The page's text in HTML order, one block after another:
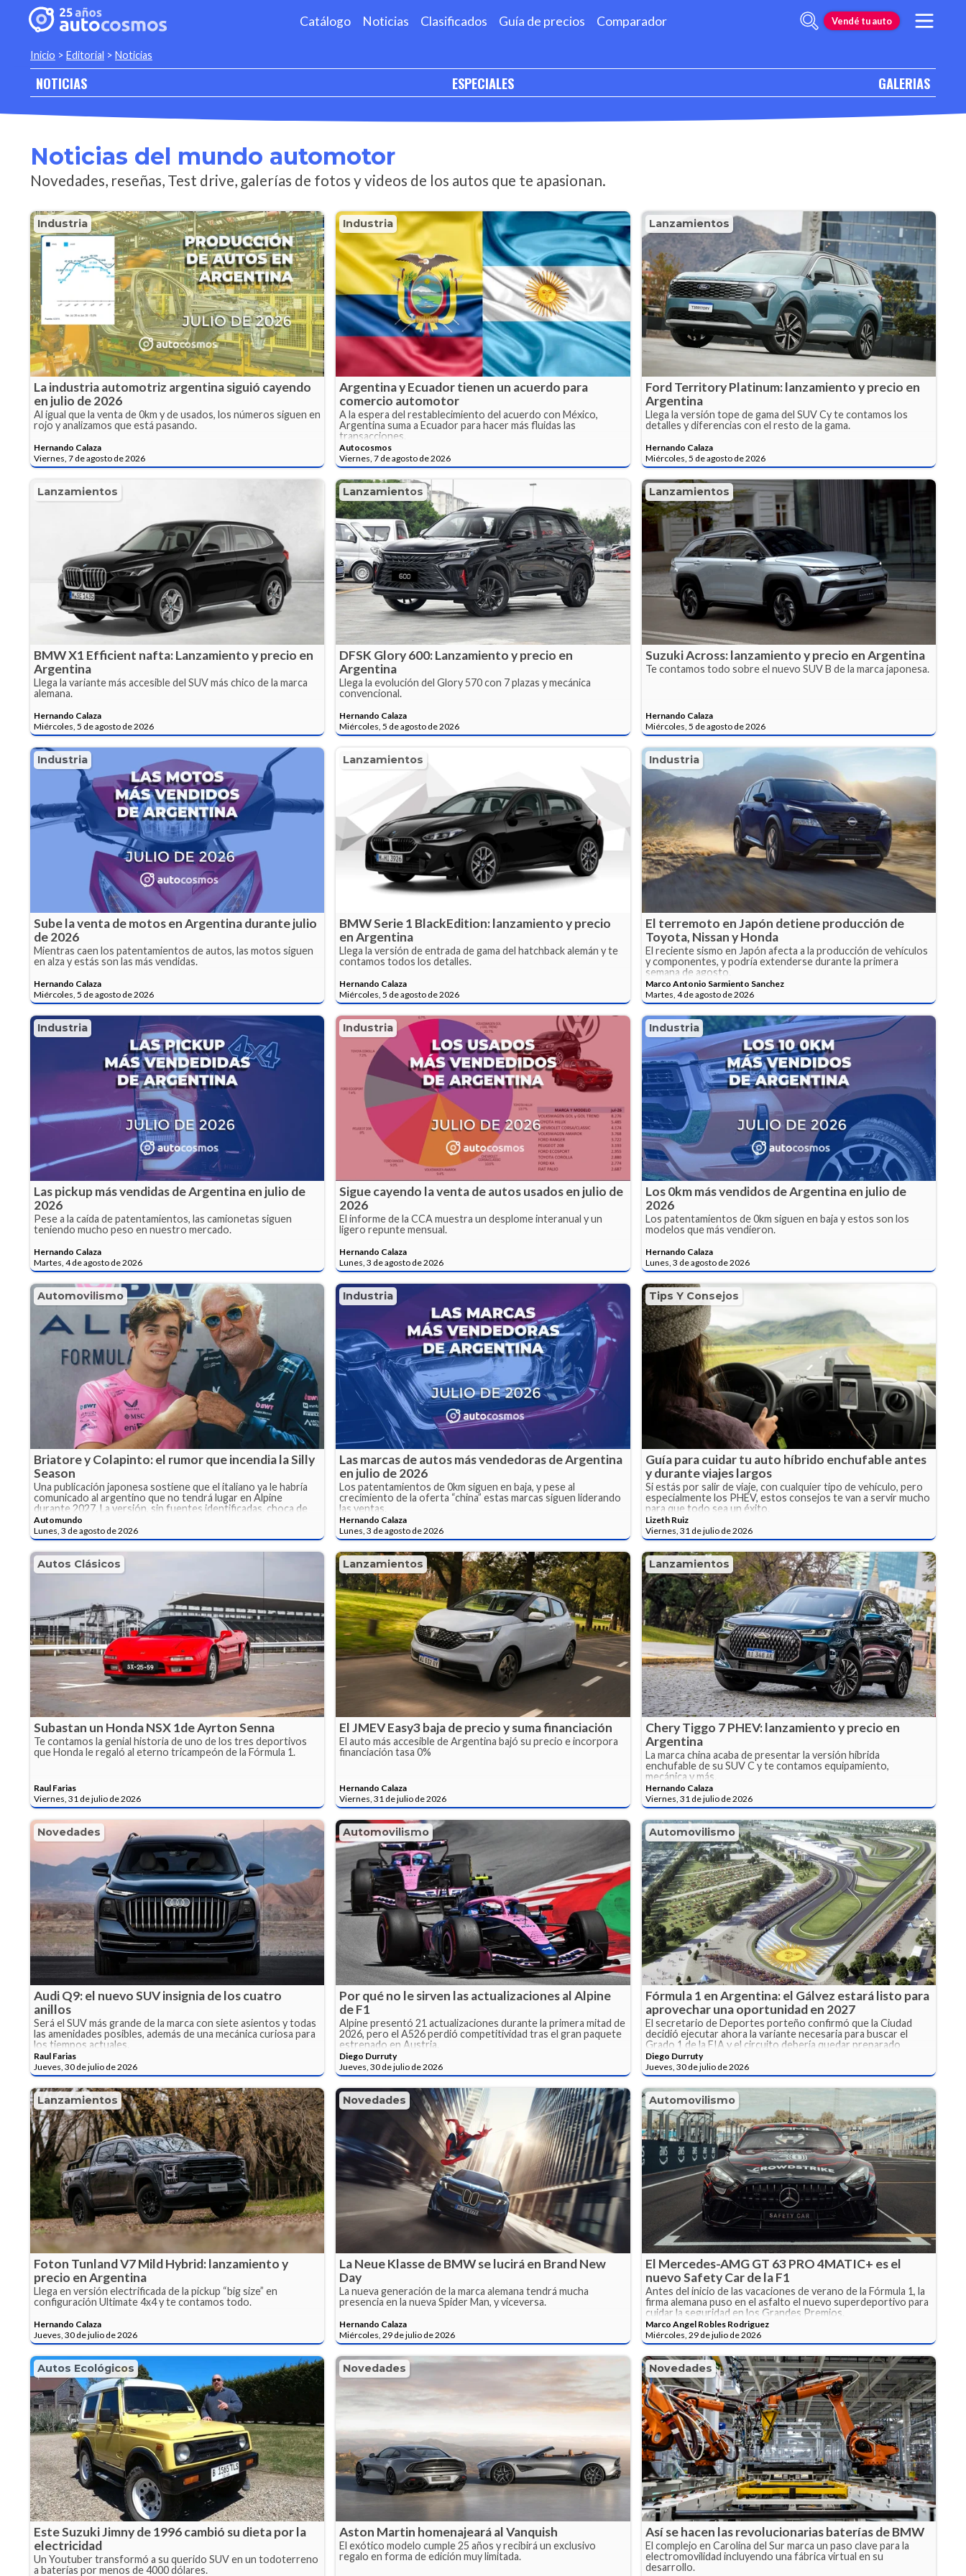
Catálogo Noticias Clasificados Guía de precios Comparador Vendé tu auto
Inicio > Editorial > Noticias
NOTICIAS ESPECIALES GALERIAS
Noticias del mundo automotor
Novedades, reseñas, Test drive, galerías de fotos y videos de los autos que te apasionan.
Industria
La industria automotriz argentina siguió cayendo
en julio de 2026
Al igual que la venta de 0km y de usados, los números siguen en
rojo y analizamos que está pasando.
Hernando Calaza
Viernes, 7 de agosto de 2026
Industria
Argentina y Ecuador tienen un acuerdo para
comercio automotor
A la espera del restablecimiento del acuerdo con México,
Argentina suma a Ecuador para hacer más fluidas las
transacciones.
Autocosmos
Viernes, 7 de agosto de 2026
Lanzamientos
Ford Territory Platinum: lanzamiento y precio en
Argentina
Llega la versión tope de gama del SUV Cy te contamos los
detalles y diferencias con el resto de la gama.
Hernando Calaza
Miércoles, 5 de agosto de 2026
Lanzamientos
BMW X1 Efficient nafta: Lanzamiento y precio en
Argentina
Llega la variante más accesible del SUV más chico de la marca
alemana.
Hernando Calaza
Miércoles, 5 de agosto de 2026
Lanzamientos
DFSK Glory 600: Lanzamiento y precio en
Argentina
Llega la evolución del Glory 570 con 7 plazas y mecánica
convencional.
Hernando Calaza
Miércoles, 5 de agosto de 2026
Lanzamientos
Suzuki Across: lanzamiento y precio en Argentina
Te contamos todo sobre el nuevo SUV B de la marca japonesa.
Hernando Calaza
Miércoles, 5 de agosto de 2026
Industria
Sube la venta de motos en Argentina durante julio
de 2026
Mientras caen los patentamientos de autos, las motos siguen
en alza y estás son las más vendidas.
Hernando Calaza
Miércoles, 5 de agosto de 2026
Lanzamientos
BMW Serie 1 BlackEdition: lanzamiento y precio
en Argentina
Llega la versión de entrada de gama del hatchback alemán y te
contamos todos los detalles.
Hernando Calaza
Miércoles, 5 de agosto de 2026
Industria
El terremoto en Japón detiene producción de
Toyota, Nissan y Honda
El reciente sismo en Japón afecta a la producción de vehículos
y componentes, y podría extenderse durante la primera
semana de agosto.
Marco Antonio Sarmiento Sanchez
Martes, 4 de agosto de 2026
Industria
Las pickup más vendidas de Argentina en julio de
2026
Pese a la caída de patentamientos, las camionetas siguen
teniendo mucho peso en nuestro mercado.
Hernando Calaza
Martes, 4 de agosto de 2026
Industria
Sigue cayendo la venta de autos usados en julio de
2026
El informe de la CCA muestra un desplome interanual y un
ligero repunte mensual.
Hernando Calaza
Lunes, 3 de agosto de 2026
Industria
Los 0km más vendidos de Argentina en julio de
2026
Los patentamientos de 0km siguen en baja y estos son los
modelos que más vendieron.
Hernando Calaza
Lunes, 3 de agosto de 2026
Automovilismo
Briatore y Colapinto: el rumor que incendia la Silly
Season
Una publicación japonesa sostiene que el italiano ya le habría
comunicado al argentino que no tendrá lugar en Alpine
durante 2027. La versión, sin fuentes identificadas, choca de
frente con los elogios que Briatore acaba de dedicarle en una
entrevista con The Race.
Automundo
Lunes, 3 de agosto de 2026
Industria
Las marcas de autos más vendedoras de Argentina
en julio de 2026
Los patentamientos de 0km siguen en baja, y pese al
crecimiento de la oferta “china” estas marcas siguen liderando
las ventas.
Hernando Calaza
Lunes, 3 de agosto de 2026
Tips Y Consejos
Guía para cuidar tu auto híbrido enchufable antes
y durante viajes largos
Si estás por salir de viaje, con cualquier tipo de vehículo, pero
especialmente los PHEV, estos consejos te van a servir mucho
para que todo sea un éxito.
Lizeth Ruiz
Viernes, 31 de julio de 2026
Autos Clásicos
Subastan un Honda NSX 1de Ayrton Senna
Te contamos la genial historia de uno de los tres deportivos
que Honda le regaló al eterno tricampeón de la Fórmula 1.
Raul Farias
Viernes, 31 de julio de 2026
Lanzamientos
El JMEV Easy3 baja de precio y suma financiación
El auto más accesible de Argentina bajó su precio e incorpora
financiación tasa 0%
Hernando Calaza
Viernes, 31 de julio de 2026
Lanzamientos
Chery Tiggo 7 PHEV: lanzamiento y precio en
Argentina
La marca china acaba de presentar la versión híbrida
enchufable de su SUV C y te contamos equipamiento,
mecánica y más.
Hernando Calaza
Viernes, 31 de julio de 2026
Novedades
Audi Q9: el nuevo SUV insignia de los cuatro
anillos
Será el SUV más grande de la marca con siete asientos y todas
las amenidades posibles, además de una mecánica curiosa para
los tiempos actuales.
Raul Farias
Jueves, 30 de julio de 2026
Automovilismo
Por qué no le sirven las actualizaciones al Alpine
de F1
Alpine presentó 21 actualizaciones durante la primera mitad de
2026, pero el A526 perdió competitividad tras el gran paquete
estrenado en Austria.
Diego Durruty
Jueves, 30 de julio de 2026
Automovilismo
Fórmula 1 en Argentina: el Gálvez estará listo para
aprovechar una oportunidad en 2027
El secretario de Deportes porteño confirmó que la Ciudad
decidió ejecutar ahora la variante necesaria para buscar el
Grado 1 de la FIA y el circuito debería quedar preparado
durante 2027, aunque Argentina todavía no tiene una fecha
dentro del calendario.
Diego Durruty
Jueves, 30 de julio de 2026
Lanzamientos
Foton Tunland V7 Mild Hybrid: lanzamiento y
precio en Argentina
Llega en versión electrificada de la pickup “big size” en
configuración Ultimate 4x4 y te contamos todo.
Hernando Calaza
Jueves, 30 de julio de 2026
Novedades
La Neue Klasse de BMW se lucirá en Brand New
Day
La nueva generación de la marca alemana tendrá mucha
presencia en la nueva Spider Man, y viceversa.
Hernando Calaza
Miércoles, 29 de julio de 2026
Automovilismo
El Mercedes-AMG GT 63 PRO 4MATIC+ es el
nuevo Safety Car de la F1
Antes del inicio de las vacaciones de verano de la Fórmula 1, la
firma alemana puso en el asfalto el nuevo superdeportivo para
cuidar la seguridad en los Grandes Premios.
Marco Angel Robles Rodriguez
Miércoles, 29 de julio de 2026
Autos Ecológicos
Este Suzuki Jimny de 1996 cambió su dieta por la
electricidad
Un Youtuber transformó a su querido SUV en un todoterreno
a baterías por menos de 4000 dólares.
Novedades
Aston Martin homenajeará al Vanquish
El exótico modelo cumple 25 años y recibirá un exclusivo
regalo en forma de edición muy limitada.
Novedades
Así se hacen las revolucionarias baterías de BMW
El complejo en Carolina del Sur marca un paso clave para la
electromovilidad incluyendo una fábrica virtual en su
desarrollo.